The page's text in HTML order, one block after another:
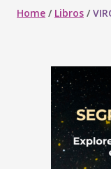
Home / Libros /